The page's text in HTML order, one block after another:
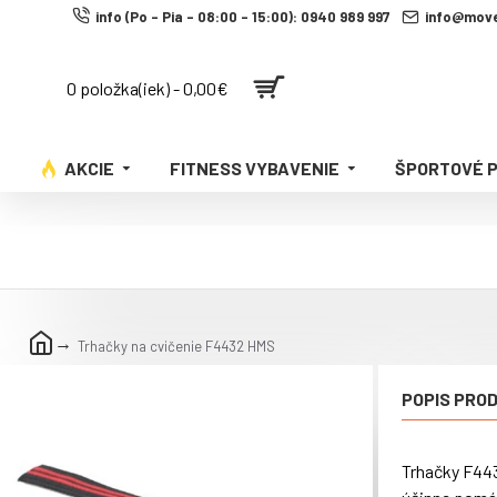
info (Po - Pia - 08:00 - 15:00): 0940 989 997
0 položka(iek) - 0,00€
AKCIE FITNESS VYBAVENIE ŠPORTOVÉ
Trhačky na cvičenie F4432 HMS
POPIS
Trhačky